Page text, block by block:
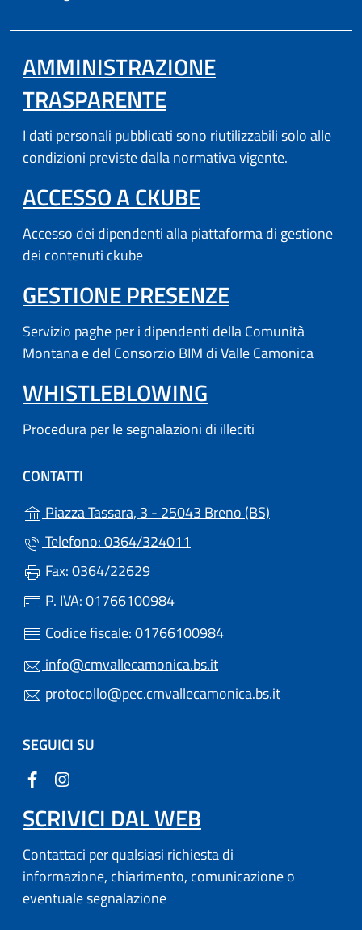
AMMINISTRAZIONE
TRASPARENTE
I dati personali pubblicati sono riutilizzabili solo alle
condizioni previste dalla normativa vigente.
ACCESSO A CKUBE(APRE IN
Accesso dei dipendenti alla piattaforma di gestione
dei contenuti ckube
GESTIONE PRESENZE(APRE IN
Servizio paghe per i dipendenti della Comunità
Montana e del Consorzio BIM di Valle Camonica
WHISTLEBLOWING
Procedura per le segnalazioni di illeciti
CONTATTI
Piazza Tassara, 3 - 25043 Breno (BS)
Telefono: 0364/324011
Fax: 0364/22629
P. IVA: 01766100984
Codice fiscale: 01766100984
info@cmvallecamonica.bs.it
protocollo@pec.cmvallecamonica.bs.it
SEGUICI SU
SCRIVICI DAL WEB
Contattaci per qualsiasi richiesta di
informazione, chiarimento, comunicazione o
eventuale segnalazione